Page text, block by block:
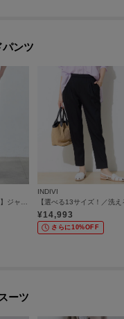
ンツ
INDIVI
¥14,993
さらに10%OFF
ーツ